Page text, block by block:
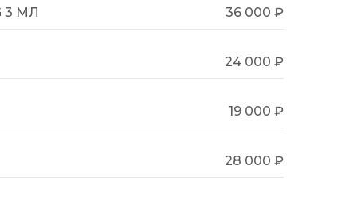
3 МЛ 36 000 ₽
24 000 ₽
19 000 ₽
28 000 ₽